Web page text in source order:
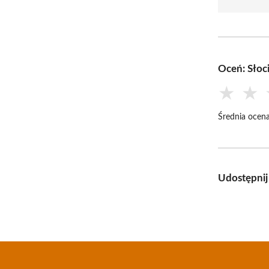
Oceń:
★ ★
Średnia
Udostępnij